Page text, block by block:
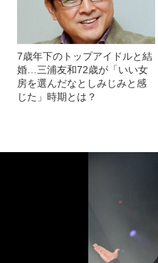
7歳年下のトップアイドルと結
婚…三浦友和72歳が「いい女
房を選んだなとしみじみと感
じた」時期とは？